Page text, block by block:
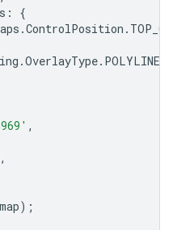
,
:
{
.ControlPosition .
.OverlayType. POLYLINE
,
,
map);